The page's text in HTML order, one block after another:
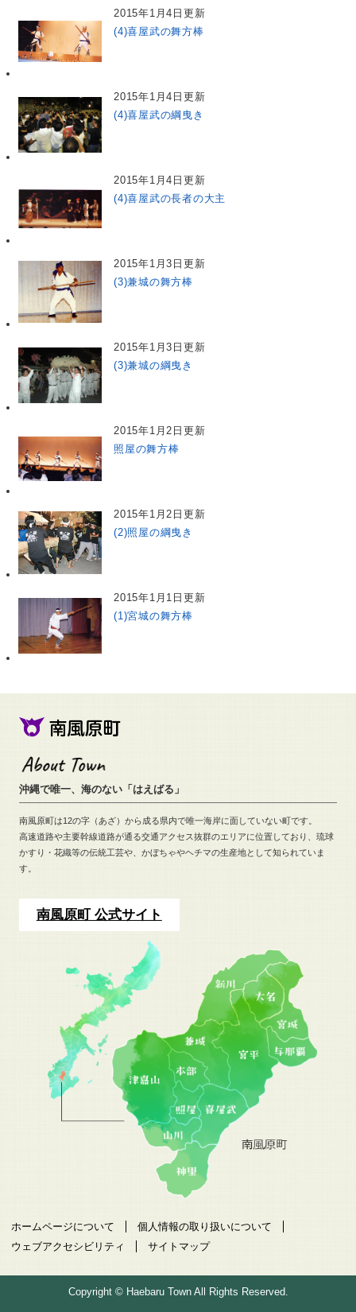
2015年1月4日更新
(4)喜屋武の舞方棒
2015年1月4日更新
(4)喜屋武の綱曳き
2015年1月4日更新
(4)喜屋武の長者の大主
2015年1月3日更新
(3)兼城の舞方棒
2015年1月3日更新
(3)兼城の綱曳き
2015年1月2日更新
照屋の舞方棒
2015年1月2日更新
(2)照屋の綱曳き
2015年1月1日更新
(1)宮城の舞方棒
沖縄で唯一、海のない「はえばる」
南風原町は12の字（あざ）から成る県内で唯一海岸に面していない町です。
高速道路や主要幹線道路が通る交通アクセス抜群のエリアに位置しており、 琉球
かすり・花織等の伝統工芸や、 かぼちゃやヘチマの生産地として知られていま
す。
南風原町 公式サイト
ホームページについて
個人情報の取り扱いについて
ウェブアクセシビリティ
サイトマップ
Copyright © Haebaru Town All Rights Reserved.